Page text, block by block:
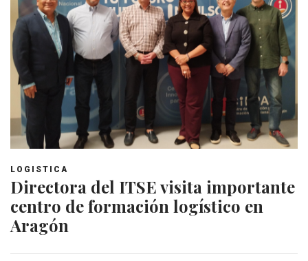
LOGISTICA
Directora del ITSE visita importante
centro de formación logístico en
Aragón